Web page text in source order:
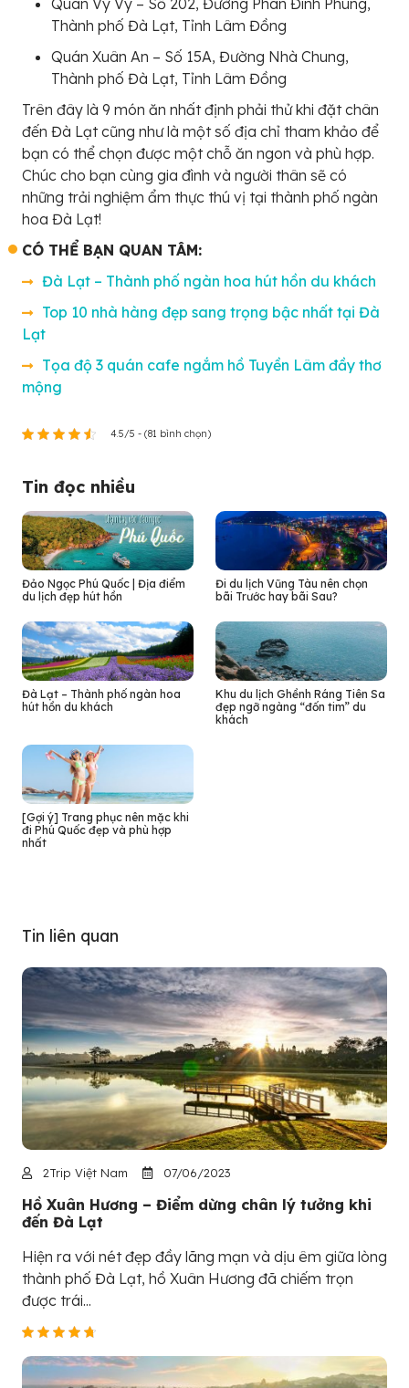
Quán Vy Vy – Số 202, Đường Phan Đình Phùng,
Thành phố Đà Lạt, Tỉnh Lâm Đồng
Quán Xuân An – Số 15A, Đường Nhà Chung,
Thành phố Đà Lạt, Tỉnh Lâm Đồng
Trên đây là 9 món ăn nhất định phải thử khi đặt chân
đến Đà Lạt cũng như là một số địa chỉ tham khảo để
bạn có thể chọn được một chỗ ăn ngon và phù hợp.
Chúc cho bạn cùng gia đình và người thân sẽ có
những trải nghiệm ẩm thực thú vị tại thành phố ngàn
hoa Đà Lạt!
CÓ THỂ BẠN QUAN TÂM:
Đà Lạt – Thành phố ngàn hoa hút hồn du khách
Top 10 nhà hàng đẹp sang trọng bậc nhất tại Đà
Lạt
Tọa độ 3 quán cafe ngắm hồ Tuyền Lâm đầy thơ
mộng
4.5/5 - (81 bình chọn)
Tin đọc nhiều
Đảo Ngọc Phú Quốc | Địa điểm
du lịch đẹp hút hồn
Đi du lịch Vũng Tàu nên chọn
bãi Trước hay bãi Sau?
Đà Lạt – Thành phố ngàn hoa
hút hồn du khách
Khu du lịch Ghềnh Ráng Tiên Sa
đẹp ngỡ ngàng “đốn tim” du
khách
[Gợi ý] Trang phục nên mặc khi
đi Phú Quốc đẹp và phù hợp
nhất
Tin liên quan
2Trip Việt Nam 07/06/2023
Hồ Xuân Hương – Điểm dừng chân lý tưởng khi
đến Đà Lạt
Hiện ra với nét đẹp đầy lãng mạn và dịu êm giữa lòng
thành phố Đà Lạt, hồ Xuân Hương đã chiếm trọn
được trái...